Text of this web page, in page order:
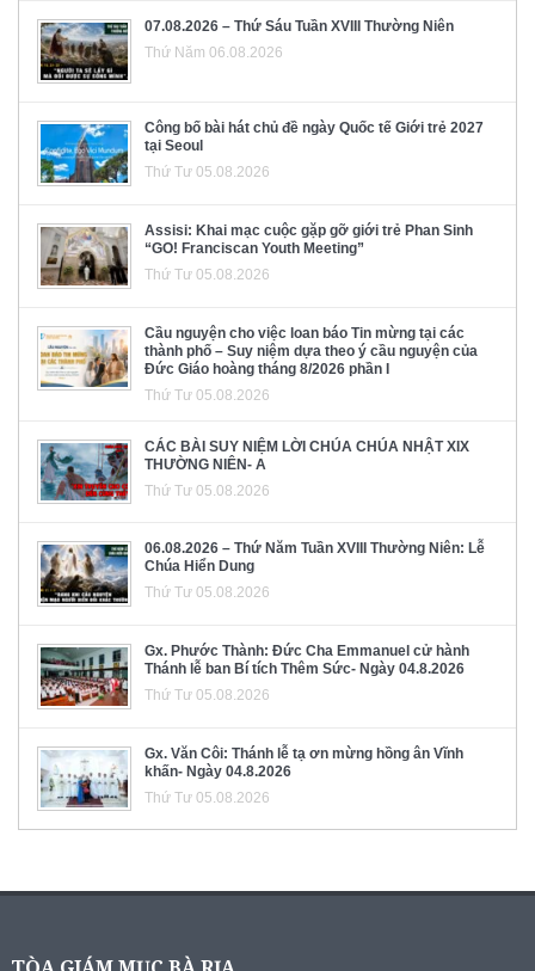
07.08.2026 – Thứ Sáu Tuần XVIII Thường Niên
Thứ Năm 06.08.2026
Công bố bài hát chủ đề ngày Quốc tế Giới trẻ 2027
tại Seoul
Thứ Tư 05.08.2026
Assisi: Khai mạc cuộc gặp gỡ giới trẻ Phan Sinh
“GO! Franciscan Youth Meeting”
Thứ Tư 05.08.2026
Cầu nguyện cho việc loan báo Tin mừng tại các
thành phố – Suy niệm dựa theo ý cầu nguyện của
Đức Giáo hoàng tháng 8/2026 phần I
Thứ Tư 05.08.2026
CÁC BÀI SUY NIỆM LỜI CHÚA CHÚA NHẬT XIX
THƯỜNG NIÊN- A
Thứ Tư 05.08.2026
06.08.2026 – Thứ Năm Tuần XVIII Thường Niên: Lễ
Chúa Hiển Dung
Thứ Tư 05.08.2026
Gx. Phước Thành: Đức Cha Emmanuel cử hành
Thánh lễ ban Bí tích Thêm Sức- Ngày 04.8.2026
Thứ Tư 05.08.2026
Gx. Văn Côi: Thánh lễ tạ ơn mừng hồng ân Vĩnh
khấn- Ngày 04.8.2026
Thứ Tư 05.08.2026